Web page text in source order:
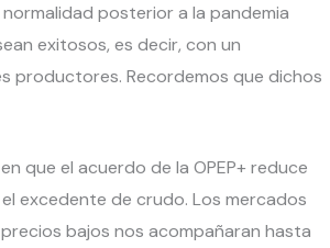
posterior a la pandemia
exitosos, es decir, con un
productores. Recordemos que dichos
que el acuerdo de la OPEP+ reduce
excedente de crudo. Los mercados
bajos nos acompañaran hasta